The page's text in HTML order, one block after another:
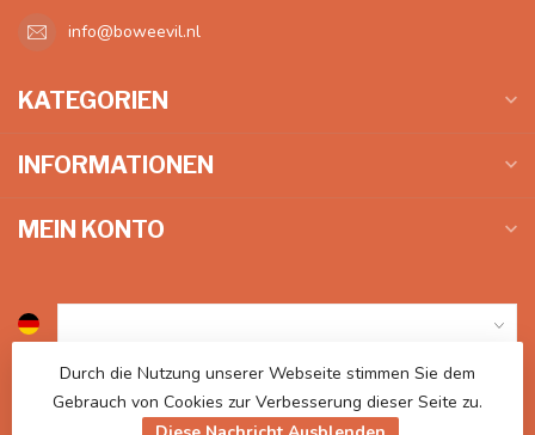
info@boweevil.nl
KATEGORIEN
INFORMATIONEN
MEIN KONTO
Durch die Nutzung unserer Webseite stimmen Sie dem
Gebrauch von Cookies zur Verbesserung dieser Seite zu.